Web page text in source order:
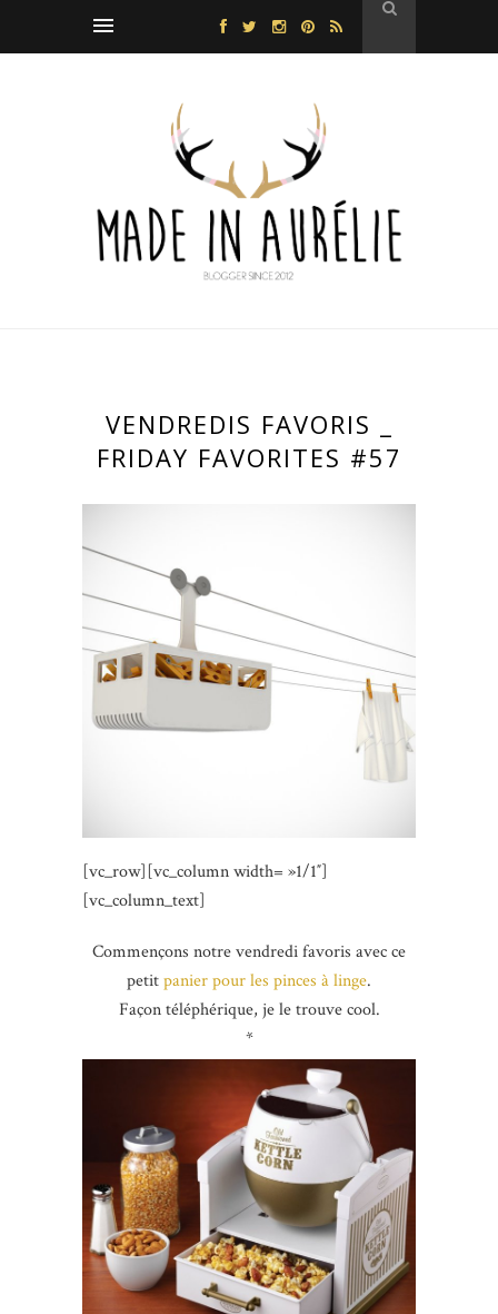
VENDREDIS FAVORIS _
FRIDAY FAVORITES #57
[vc_row][vc_column width= »1/1″]
[vc_column_text]
Commençons notre vendredi favoris avec ce
petitpanier pour les pinces à linge.
Façon téléphérique, je le trouve cool.
*